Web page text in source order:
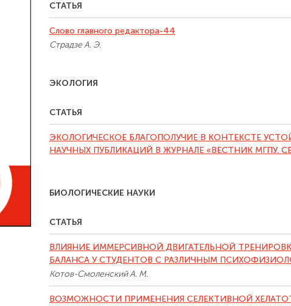
СТАТЬЯ
Слово главного редактора-44
Страдзе А. Э.
ЭКОЛОГИЯ
СТАТЬЯ
ЭКОЛОГИЧЕСКОЕ БЛАГОПОЛУЧИЕ В КОНТЕКСТЕ
НАУЧНЫХ ПУБЛИКАЦИЙ В ЖУРНАЛЕ «ВЕСТНИК МГПУ.
БИОЛОГИЧЕСКИЕ НАУКИ
СТАТЬЯ
ВЛИЯНИЕ ИММЕРСИВНОЙ ДВИГАТЕЛЬНОЙ
БАЛАНСА У СТУДЕНТОВ С РАЗЛИЧНЫМ
Котов-Смоленский А. М.
ВОЗМОЖНОСТИ ПРИМЕНЕНИЯ СЕЛЕКТИВНОЙ